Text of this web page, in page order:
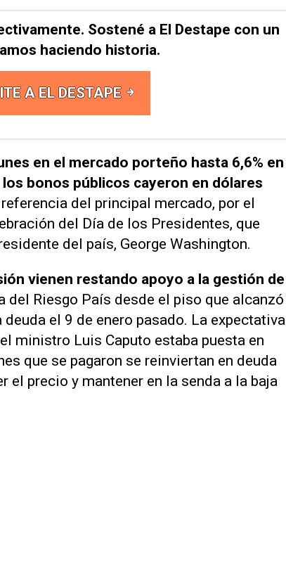
Sostené a El Destape con un
haciendo historia.
A EL DESTAPE
en el mercado porteño hasta 6,6% en
los bonos públicos cayeron en dólares
del principal mercado, por el
del Día de los Presidentes, que
del país, George Washington.
vienen restando apoyo a la gestión de
del Riesgo País desde el piso que alcanzó
el 9 de enero pasado. La expectativa
ministro Luis Caputo estaba puesta en
que se pagaron se reinviertan en deuda
el precio y mantener en la senda a la baja